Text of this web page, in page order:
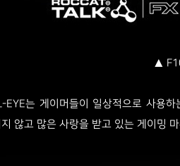
▲
EYE는 게이머들이 일상적으로 사
않고 많은 사랑을 받고 있는 게이밍